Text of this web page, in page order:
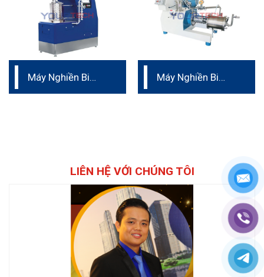
Máy Nghiền Bi
Máy Nghiền Bi
LIÊN HỆ VỚI CHÚNG TÔI